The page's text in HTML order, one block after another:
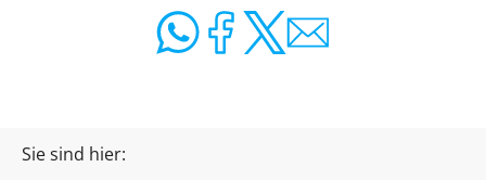
Sie sind hier: